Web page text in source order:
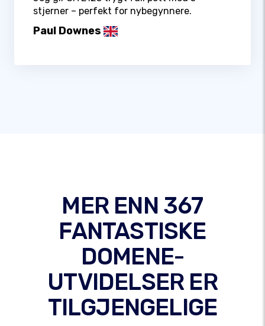
stjerner – perfekt for nybegynnere.
Paul Downes
MER ENN 367
FANTASTISKE
DOMENE-
UTVIDELSER ER
TILGJENGELIGE